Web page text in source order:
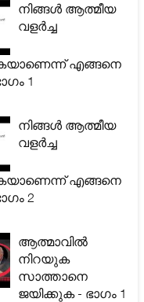
നിങ്ങൾ ആത്മീയ
വളർച്ച
എങ്ങനെ
1
നിങ്ങൾ ആത്മീയ
വളർച്ച
എങ്ങനെ
2
ആത്മാവിൽ
നിറയുക
സാത്താനെ
ജയിക്കുക - ഭാഗം 1